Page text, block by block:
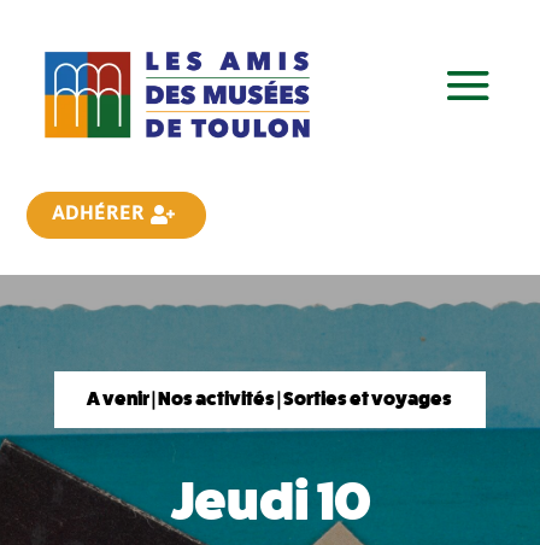
ADHÉRER
A venir | Nos activités | Sorties et voyages
Jeudi 10